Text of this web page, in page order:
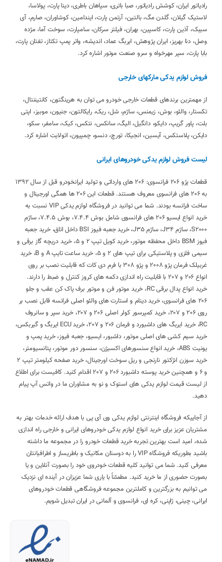
رادیاتور ایران، کوشش رادیاتور، صبا باتری، سپاهان باطری، دینا پارت، پولاسا،
لاستیک گیلان، گلدن مگ، بالتین، آرتمن پارت، ایندامین، کوشاوران، صارم، آی
سیبک، آذین پارت، کاسپین، بهران، فیلتر سرکان، سامپارت، سوخت آما، مژده
وصل، دنا بهریز، ایران پژوهش، ایربگ عماد، اندیشه، واتر پمپ تکتاز، تفتان پارت،
بابا پارت، سپر مهرخواه و سرو صنعت موتور اشاره کرد.
فروش لوازم یدکی مارکهای خارجی
از مهمترین برندهای قطعات خارجی خودرو می توان به هرینگتون، کانتیننتال،
تکستار، والئو، بوش، زیمنس، ساژم، شل، ریک، رایکالتون، جنیون، موبیز، اپتی
بلت، پاور گریپ، دایکو، دانگیل، الیگ، سانکس، نتکس، کیک، سامفر، سکو،
دایکن، پلاستکس، آیسین، انجیکا، تورچ، دنسو، چمپیون، اتولایت اشاره کرد.
لیست فروش لوازم یدکی خودروهای ایرانی
قطعات پژو 206 فرانسوی: 206 های وارداتی و تولید ایرانخودرو قبل از سال 1392
به 206 های فرانسوی معروف هستند. قطعات این 206 ها همگی اورجینال و
ساخت فرانسه بودند. شما می توانید در فروشگاه لوازم یدکی VIP نسبت به
خرید انواع ایسیو 206 های فرانسوی شامل بوش 7.4.4، بوش 7.4.5، ساژم
S2000، ساژم J34، ساژم J35، خرید جعبه فیوز BSI داخل اتاق، خرید جعبه
فیوز BSM داخل محفظه موتور، خرید کویل تیپ 2 و 5، خرید دریچه گاز برقی و
سیمی فلزی و پلاستیکی برای تیپ های 2 و 5، خرید ساعت تایپ A و B، خرید
غربیلک فرمان پژو 2008 و پژو 308 با فرم دی کات که قابلیت نصب بر روی
انواع 206 و 207 با قابلیت راه اندازی دکمه های کروز کنترل و ضبط را دارند.
خرید انواع پدال برقی RC، خرید موتور فن و موتور برف پاک کن عقب و جلو
206 های فرانسوی، خرید دینام و استارت های والئو اصلی فرانسه قابل نصب بر
روی 206 و 207، خرید کمپرسور کولر اصلی 206 و 207، خرید سپر و سانروف
RC، خرید ایربگ های داشبورد و فرمان 206 و 207، خرید ECU ایربگ و گیربکس،
خرید سیم کشی های اصلی موتور، داشبور، ایسیو، جعبه فیوز، خرید پمپ و
یونیت ABS، خرید انواع سنسورهای اکسیژن، سنسور دور موتور، پتانسیومتر،
خرید سوزن انژکتور نارنجی و ریل سوخت اورجینال، خرید صفحه کیلومتر تیپ 2
و 6 و همچنین خرید پوسته داشبورد 206 و 207 اقدام کنید. کافیست برای اطلاع
از لیست قیمت لوازم یدکی های استوک و نو به مشاوران ما در واتس آپ پیام
دهید.
از آجاییکه فروشگاه اینترنتی لوازم یدکی وی آی پی با هدف ارائه خدمات بهتر به
مشتریان عزیز برای خرید انواع لوازم یدکی خودروهای ایرانی و خارجی راه اندازی
شده، امید است بهترین تجربه خرید قطعات خودرو را در مجموعه ما داشته
باشید بطوریکه فروشگاه VIP را به دوستان مکانیک و باطریساز و اطرافیانتان
معرفی کنید. شما می توانید کلیه قطعات خودروی خود را بصورت آنلاین و یا
بصورت حضوری از ما خرید کنید. مطمئناً با یاری شما عزیزان در آینده ای نزدیک
می توانیم به بزرگترین و کاملترین مجموعه فروشگاهی قطعات خودروهای
ایرانی، چینی، ژاپنی، کره ای، فرانسوی و آلمانی در ایران تبدیل شویم.